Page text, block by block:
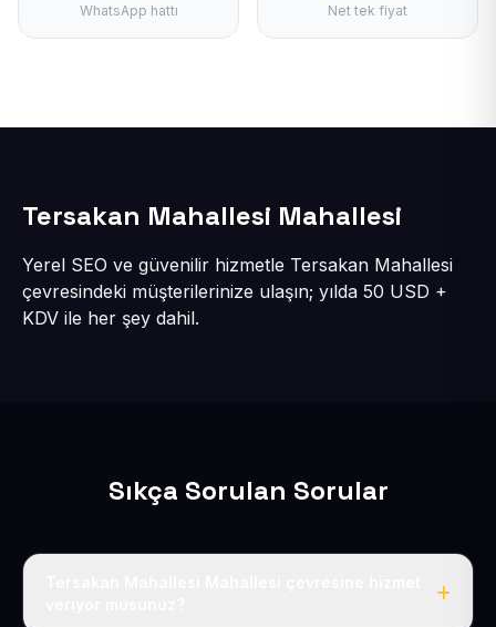
WhatsApp hattı
Net tek fiyat
Tersakan Mahallesi Mahallesi
Yerel SEO ve güvenilir hizmetle Tersakan Mahallesi
çevresindeki müşterilerinize ulaşın; yılda 50 USD +
KDV ile her şey dahil.
Sıkça Sorulan Sorular